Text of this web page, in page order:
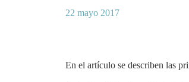
22 mayo 2017
En el artículo se describen las